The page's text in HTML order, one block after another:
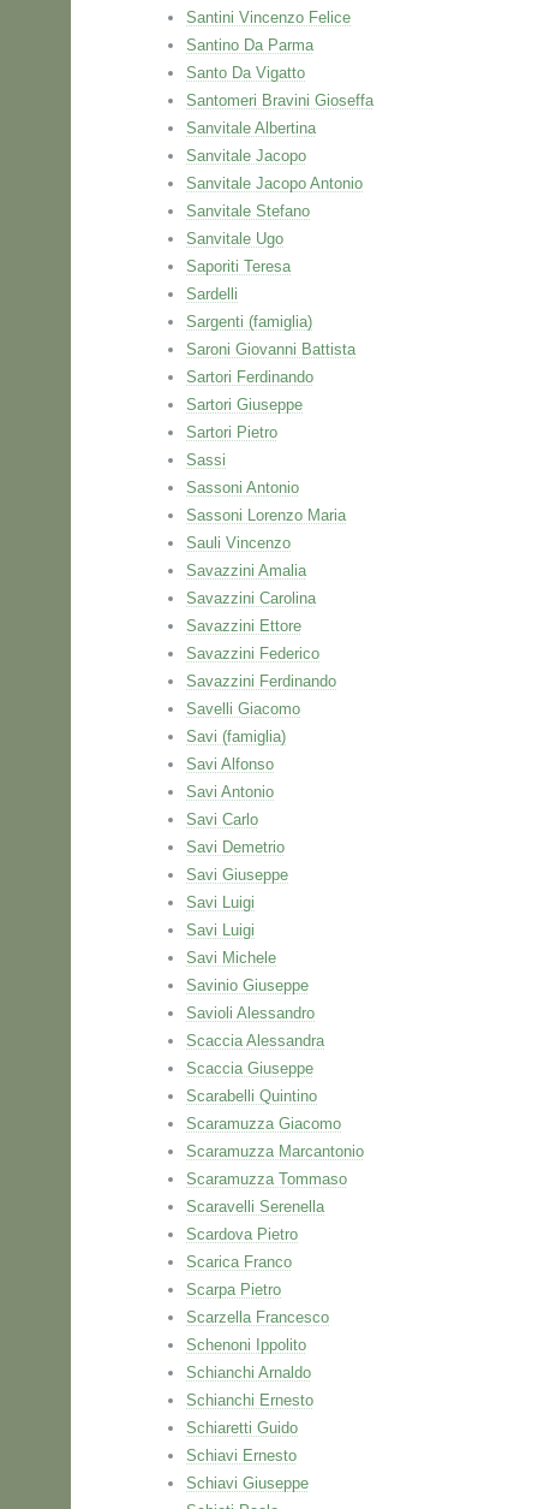
Santini Vincenzo Felice
Santino Da Parma
Santo Da Vigatto
Santomeri Bravini Gioseffa
Sanvitale Albertina
Sanvitale Jacopo
Sanvitale Jacopo Antonio
Sanvitale Stefano
Sanvitale Ugo
Saporiti Teresa
Sardelli
Sargenti (famiglia)
Saroni Giovanni Battista
Sartori Ferdinando
Sartori Giuseppe
Sartori Pietro
Sassi
Sassoni Antonio
Sassoni Lorenzo Maria
Sauli Vincenzo
Savazzini Amalia
Savazzini Carolina
Savazzini Ettore
Savazzini Federico
Savazzini Ferdinando
Savelli Giacomo
Savi (famiglia)
Savi Alfonso
Savi Antonio
Savi Carlo
Savi Demetrio
Savi Giuseppe
Savi Luigi
Savi Luigi
Savi Michele
Savinio Giuseppe
Savioli Alessandro
Scaccia Alessandra
Scaccia Giuseppe
Scarabelli Quintino
Scaramuzza Giacomo
Scaramuzza Marcantonio
Scaramuzza Tommaso
Scaravelli Serenella
Scardova Pietro
Scarica Franco
Scarpa Pietro
Scarzella Francesco
Schenoni Ippolito
Schianchi Arnaldo
Schianchi Ernesto
Schiaretti Guido
Schiavi Ernesto
Schiavi Giuseppe